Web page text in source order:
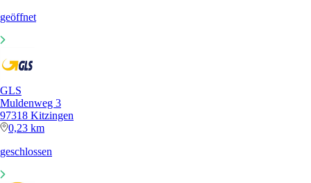
geöffnet
GLS
Muldenweg 3
97318 Kitzingen
0,23 km
geschlossen